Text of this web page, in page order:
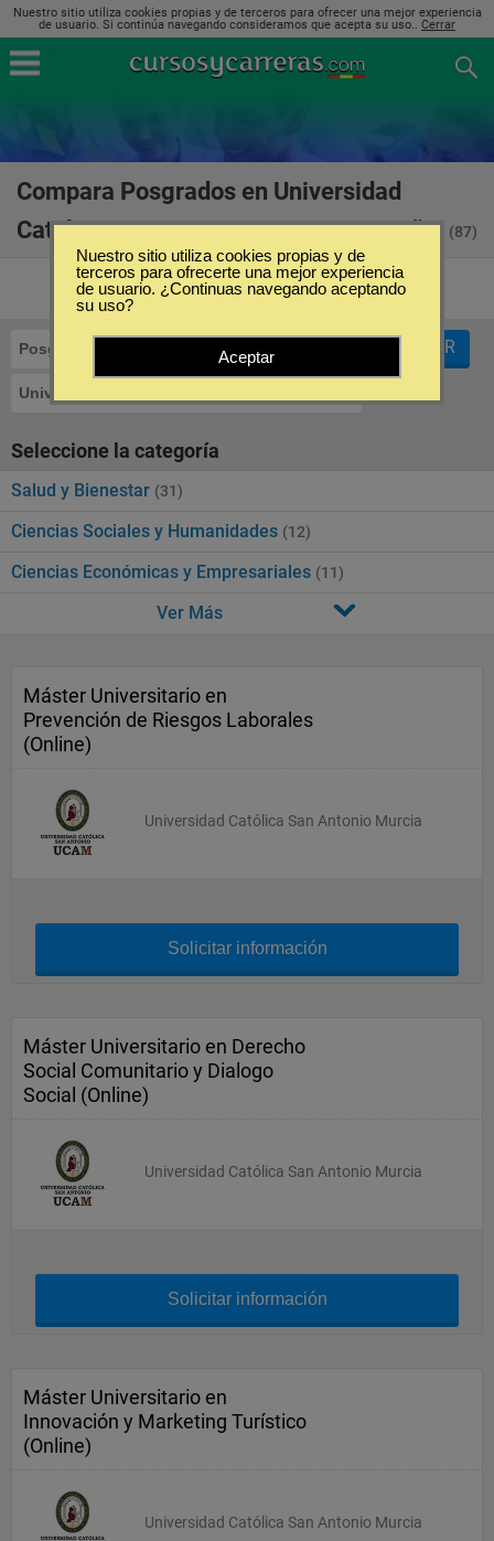
Nuestro sitio utiliza cookies propias y de terceros para ofrecer una mejor experiencia
de usuario. Si continúa navegando consideramos que acepta su uso.. Cerrar
Compara Posgrados en Universidad
Católica San Antonio Murcia en España
(87)
Posgrados
Universidad Católica San Antonio Murcia
FILTRAR
Seleccione la categoría
Salud y Bienestar (31)
Ciencias Sociales y Humanidades (12)
Ciencias Económicas y Empresariales (11)
Ver Más
Máster Universitario en
Prevención de Riesgos Laborales
(Online)
Universidad Católica San Antonio Murcia
Solicitar información
Máster Universitario en Derecho
Social Comunitario y Dialogo
Social (Online)
Universidad Católica San Antonio Murcia
Solicitar información
Máster Universitario en
Innovación y Marketing Turístico
(Online)
Universidad Católica San Antonio Murcia
Nuestro sitio utiliza cookies propias y de
terceros para ofrecerte una mejor experiencia
de usuario. ¿Continuas navegando aceptando
su uso?
Aceptar